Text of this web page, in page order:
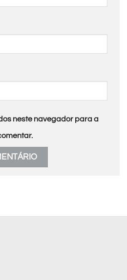
neste navegador para a